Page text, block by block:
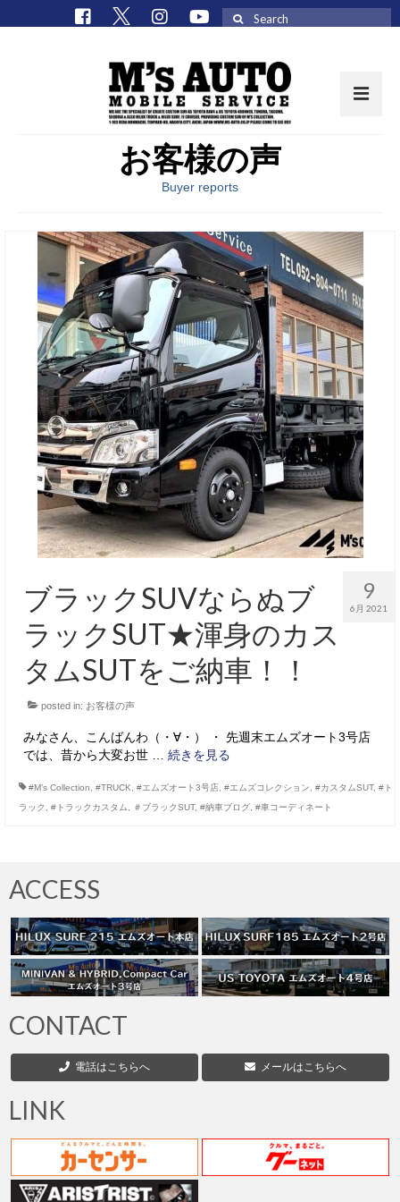
取扱車種一覧
在庫車一覧
M’sCollectionパーツ一覧
エムズオート
M’sCollection
エムズオートとは
サービス・保証
買取のご案内
店舗情報
店舗情報
トップメッセージ
スタッフ紹介
ブログ
イベント
ニュース
スタッフブログ
メールフォーム
電話はこちら
お客様の声
Buyer reports
9
6月 2021
ブラックSUVならぬブ
ラックSUT★渾身のカス
タムSUTをご納車！！
posted in: お客様の声
みなさん、こんばんわ（・∀・） ・ 先週末エムズオート3号店
では、昔から大変お世 … 続きを見る
#M’s Collection #TRUCK #エムズオート3号店 #エムズコレクション #カスタムSUT, #ト
ラック
#トラックカスタム ＃ブラックSUT, #納車ブログ #車コーディネート
ACCESS
CONTACT
電話はこちらへ メールはこちらへ
LINK